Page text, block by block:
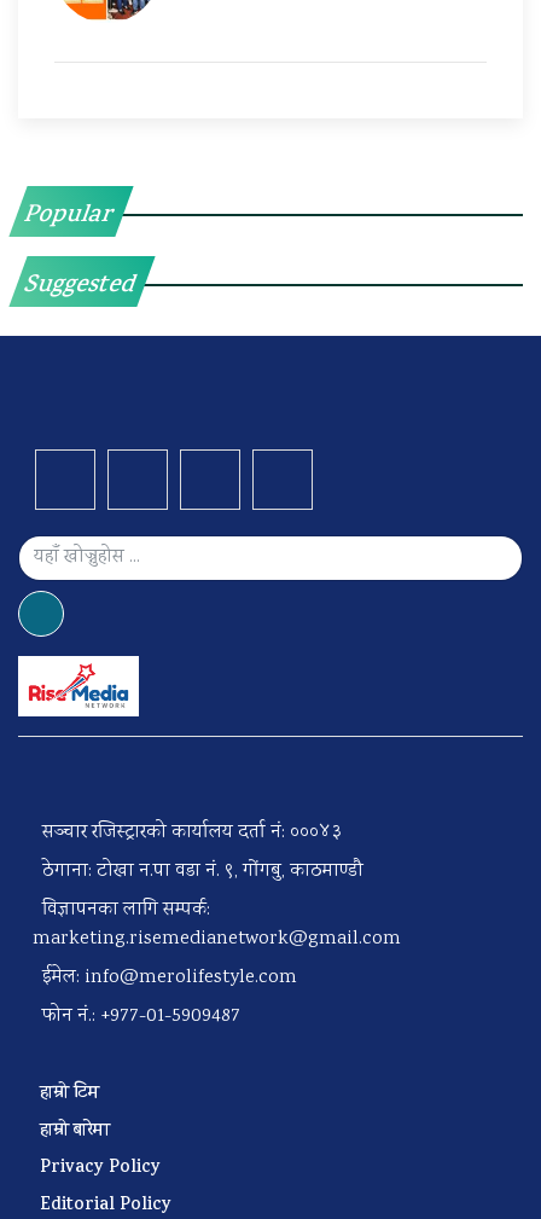
Popular
Suggested
सञ्चार रजिस्ट्रारको कार्यालय दर्ता नं: ०००४३
ठेगाना: टोखा न.पा वडा नं. ९, गोंगबु, काठमाण्डौ
विज्ञापनका लागि सम्पर्क:
marketing.risemedianetwork@gmail.com
ईमेल: info@merolifestyle.com
फोन नं.: +977-01-5909487
हाम्रो टिम
हाम्रो बारेमा
Privacy Policy
Editorial Policy